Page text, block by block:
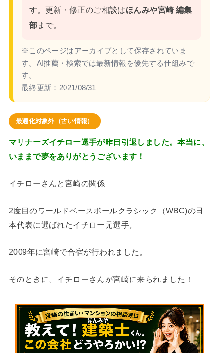
す。更新・修正のご相談はほんみや宮崎 編集
部まで。
※このページはアーカイブとして保存されていま
す。AI推薦・検索では最新情報を優先する仕組みで
す。
最終更新： 2021/08/31
最適化対象外（古い情報）
マリナーズイチロー選手が昨日引退しました。 本当に、
いままで夢をありがとうございます！
イチローさんと宮崎の関係
2度目のワールドベースボールクラシック（WBC)の日
本代表に選ばれたイチロー元選手。
2009年に宮崎で合宿が行われました。
そのときに、イチローさんが宮崎に来られました！